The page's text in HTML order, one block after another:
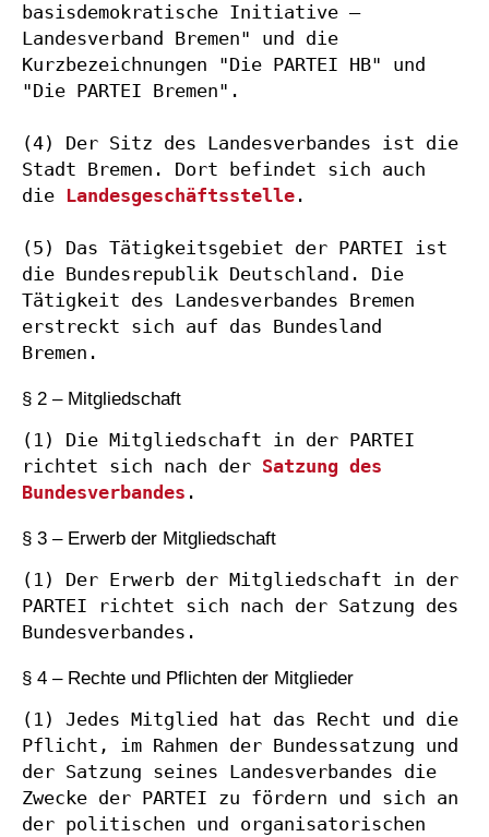
basisdemokratische Initiative –
Landesverband Bremen" und die
Kurzbezeichnungen "Die PARTEI HB" und
"Die PARTEI Bremen".
(4) Der Sitz des Landesverbandes ist die
Stadt Bremen. Dort befindet sich auch
die Landesgeschäftsstelle .
(5) Das Tätigkeitsgebiet der PARTEI ist
die Bundesrepublik Deutschland. Die
Tätigkeit des Landesverbandes Bremen
erstreckt sich auf das Bundesland
Bremen.
§ 2 – Mitgliedschaft
(1) Die Mitgliedschaft in der PARTEI
richtet sich nach der Satzung des
Bundesverbandes .
§ 3 – Erwerb der Mitgliedschaft
(1) Der Erwerb der Mitgliedschaft in der
PARTEI richtet sich nach der Satzung des
Bundesverbandes.
§ 4 – Rechte und Pflichten der Mitglieder
(1) Jedes Mitglied hat das Recht und die
Pflicht, im Rahmen der Bundessatzung und
der Satzung seines Landesverbandes die
Zwecke der PARTEI zu fördern und sich an
der politischen und organisatorischen